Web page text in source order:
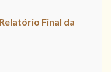
Final da